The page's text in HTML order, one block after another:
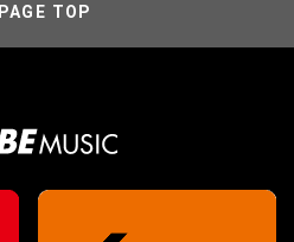
PAGE TOP